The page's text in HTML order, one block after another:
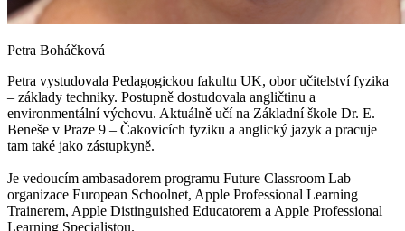
Petra Boháčková
Petra vystudovala Pedagogickou fakultu UK, obor učitelství fyzika
– základy techniky. Postupně dostudovala angličtinu a
environmentální výchovu. Aktuálně učí na Základní škole Dr. E.
Beneše v Praze 9 – Čakovicích fyziku a anglický jazyk a pracuje
tam také jako zástupkyně.
Je vedoucím ambasadorem programu Future Classroom Lab
organizace European Schoolnet, Apple Professional Learning
Trainerem, Apple Distinguished Educatorem a Apple Professional
Learning Specialistou.